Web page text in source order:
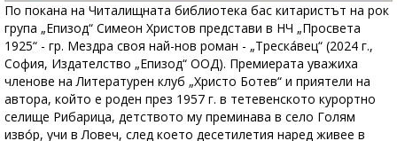
По покана на Читалищната библиотека бас китаристът на рок
група „Епизод“ Симеон Христов представи в НЧ „Просвета
1925“ - гр. Мездра своя най-нов роман - „Треска́вец“ (2024 г.,
София, Издателство „Епизод“ ООД). Премиерата уважиха
членове на Литературен клуб „Христо Ботев“ и приятели на
автора, който е роден през 1957 г. в тетевенското курортно
селище Рибарица, детството му преминава в село Голям
изво́р, учи в Ловеч, след което десетилетия наред живее в